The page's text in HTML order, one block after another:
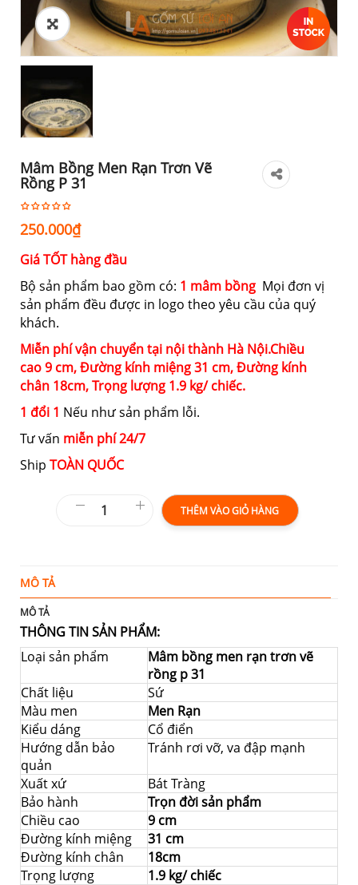
Mâm Bồng Men Rạn Trơn Vẽ
Rồng P 31
250.000₫
Giá TỐT hàng đầu
Bộ sản phẩm bao gồm có: 1 mâm bồng Mọi đơn vị
sản phẩm đều được in logo theo yêu cầu của quý
khách.
Miễn phí vận chuyển tại nội thành Hà Nội.Chiều
cao9 cm,Đường kính miệng31 cm,Đường kính
chân 18cm,Trọng lượng 1.9 kg/ chiếc.
1 đổi 1 Nếu như sản phẩm lỗi.
Tư vấn miễn phí 24/7
Ship TOÀN QUỐC
THÊM VÀO GIỎ HÀNG
MÔ TẢ
MÔ TẢ
THÔNG TIN SẢN PHẨM:
Loại sản phẩm
Mâm bồng men rạn trơn vẽ
rồng p 31
Chất liệu
Sứ
Màu men
Men Rạn
Kiểu dáng
Cổ điển
Hướng dẫn bảo
quản
Tránh rơi vỡ, va đập mạnh
Xuất xứ
Bát Tràng
Bảo hành
Trọn đời sản phẩm
Chiều cao
9 cm
Đường kính miệng
31 cm
Đường kính chân
18cm
Trọng lượng
1.9 kg/ chiếc